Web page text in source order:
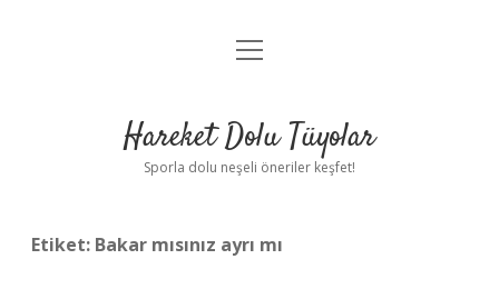
Anasayfa
Yasal Uyarı
menüyü
Hareket Dolu Tüyolar
Sporla dolu neşeli öneriler keşfet!
Etiket: Bakar mısınız ayrı mı